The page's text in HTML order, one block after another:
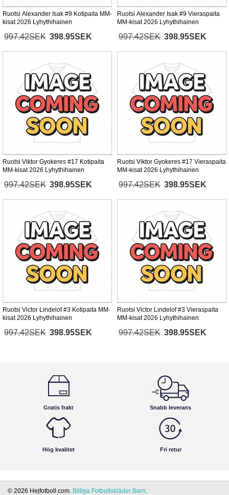
Ruotsi Alexander Isak #9 Kotipaita MM-
kisat 2026 Lyhythihainen
997.42SEK 398.95SEK
Ruotsi Alexander Isak #9 Vieraspaita
MM-kisat 2026 Lyhythihainen
997.42SEK 398.95SEK
Ruotsi Viktor Gyokeres #17 Kotipaita
MM-kisat 2026 Lyhythihainen
997.42SEK 398.95SEK
Ruotsi Viktor Gyokeres #17 Vieraspaita
MM-kisat 2026 Lyhythihainen
997.42SEK 398.95SEK
Ruotsi Victor Lindelof #3 Kotipaita MM-
kisat 2026 Lyhythihainen
997.42SEK 398.95SEK
Ruotsi Victor Lindelof #3 Vieraspaita
MM-kisat 2026 Lyhythihainen
997.42SEK 398.95SEK
Gratis frakt Snabb leverans
Hög kvalitet Fri retur
© 2026 Hejfotboll.com. Billiga Fotbollskläder Barn.